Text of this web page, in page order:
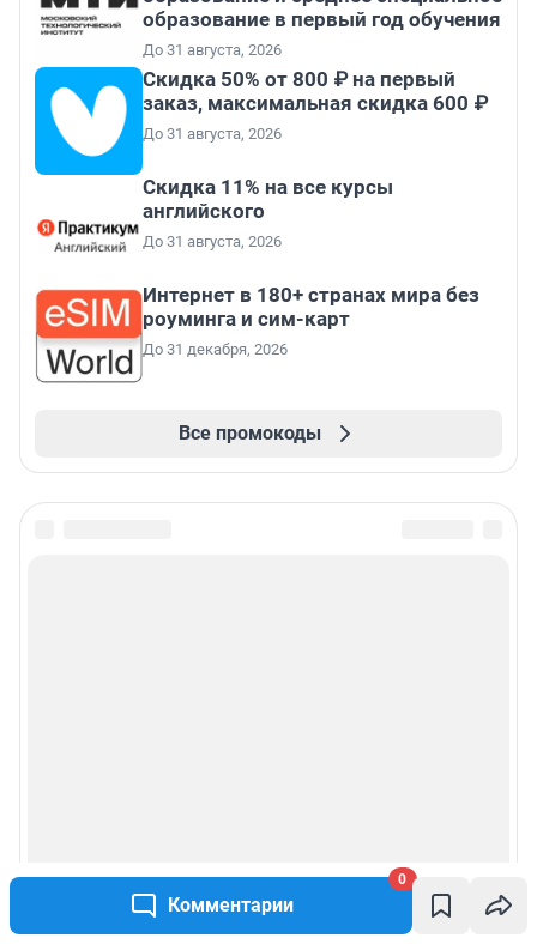
Комментарии
0
образование в первый год обучения
До 31 августа, 2026
Скидка 50% от 800 ₽ на первый
заказ, максимальная скидка 600 ₽
До 31 августа, 2026
Скидка 11% на все курсы
английского
До 31 августа, 2026
Интернет в 180+ странах мира без
роуминга и сим-карт
До 31 декабря, 2026
Все промокоды